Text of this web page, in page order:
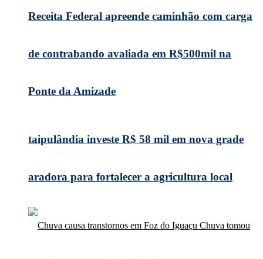
Receita Federal apreende caminhão com carga
de contrabando avaliada em R$500mil na
Ponte da Amizade
taipulândia investe R$ 58 mil em nova grade
aradora para fortalecer a agricultura local